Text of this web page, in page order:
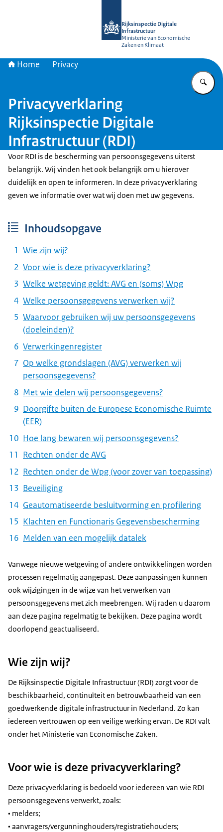
Rijksinspectie Digitale
Infrastructuur
Ministerie van Economische
Zaken en Klimaat
Home Privacy
Privacyverklaring
Rijksinspectie Digitale
Infrastructuur (RDI)
Voor RDI is de bescherming van persoonsgegevens uiterst
belangrijk. Wij vinden het ook belangrijk om u hierover
duidelijk en open te informeren. In deze privacyverklaring
geven we informatie over wat wij doen met uw gegevens.
Inhoudsopgave
Wie zijn wij?
Voor wie is deze privacyverklaring?
Welke wetgeving geldt: AVG en (soms) Wpg
Welke persoonsgegevens verwerken wij?
Waarvoor gebruiken wij uw persoonsgegevens
(doeleinden)?
Verwerkingenregister
Op welke grondslagen (AVG) verwerken wij
persoonsgegevens?
Met wie delen wij persoonsgegevens?
Doorgifte buiten de Europese Economische Ruimte
(EER)
Hoe lang bewaren wij persoonsgegevens?
Rechten onder de AVG
Rechten onder de Wpg (voor zover van toepassing)
Beveiliging
Geautomatiseerde besluitvorming en profilering
Klachten en Functionaris Gegevensbescherming
Melden van een mogelijk datalek
Vanwege nieuwe wetgeving of andere ontwikkelingen worden
processen regelmatig aangepast. Deze aanpassingen kunnen
ook wijzigingen in de wijze van het verwerken van
persoonsgegevens met zich meebrengen. Wij raden u daarom
aan deze pagina regelmatig te bekijken. Deze pagina wordt
doorlopend geactualiseerd.
Wie zijn wij?
De Rijksinspectie Digitale Infrastructuur (RDI) zorgt voor de
beschikbaarheid, continuïteit en betrouwbaarheid van een
goedwerkende digitale infrastructuur in Nederland. Zo kan
iedereen vertrouwen op een veilige werking ervan. De RDI valt
onder het Ministerie van Economische Zaken.
Voor wie is deze privacyverklaring?
Deze privacyverklaring is bedoeld voor iedereen van wie RDI
persoonsgegevens verwerkt, zoals:
• melders;
• aanvragers/vergunninghouders/registratiehouders;